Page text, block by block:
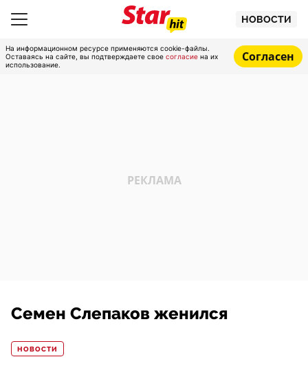
НОВОСТИ
На информационном ресурсе применяются cookie-файлы.
Оставаясь на сайте, вы подтверждаете свое согласие на их
использование.
Согласен
Семен Слепаков женился
НОВОСТИ